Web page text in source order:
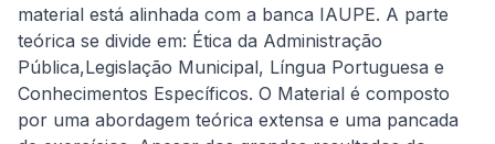
material está alinhada com a banca IAUPE. A parte
teórica se divide em: Ética da Administração
Pública,Legislação Municipal, Língua Portuguesa e
Conhecimentos Específicos. O Material é composto
por uma abordagem teórica extensa e uma pancada